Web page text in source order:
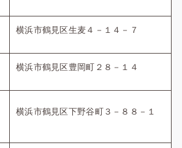
横浜市鶴見区生麦４－１４－７
横浜市鶴見区豊岡町２８－１４
横浜市鶴見区下野谷町３－８８－１